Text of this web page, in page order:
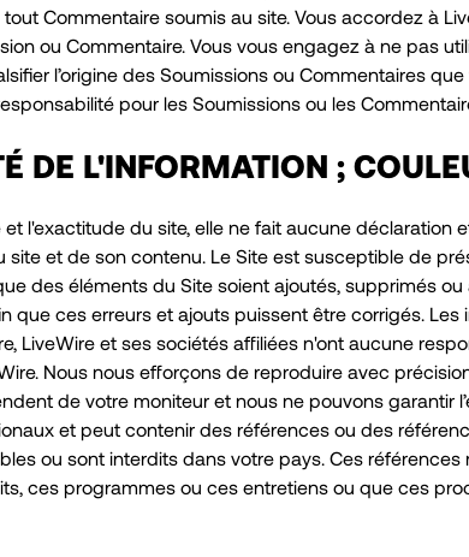
Commentaire soumis au site. Vous accordez à
ou Commentaire. Vous vous engagez à ne pas
l’origine des Soumissions ou Commentaires
pour les Soumissions ou les
DE L'INFORMATION ;
l'exactitude du site, elle ne fait aucune
et de son contenu. Le Site est susceptible de
des éléments du Site soient ajoutés, supprimés
que ces erreurs et ajouts puissent être corrigés.
LiveWire et ses sociétés affiliées n'ont aucune
Nous nous efforçons de reproduire avec
de votre moniteur et nous ne pouvons garantir
et peut contenir des références ou des
ou sont interdits dans votre pays. Ces
ces programmes ou ces entretiens ou que ces